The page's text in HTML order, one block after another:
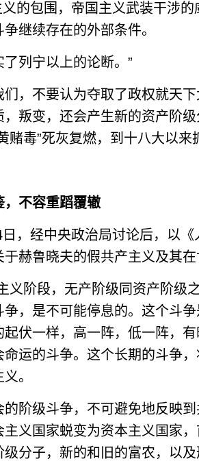
包围，帝国主义武装干涉的
继续存在的外部条件。
列宁以上的论断。”
不要认为夺取了政权就天下
叛变，还会产生新的资产阶
赌毒”死灰复燃，到十八大以
，不容重蹈覆辙
经中央政治局讨论后，以《
赫鲁晓夫的假共产主义及其
阶段，无产阶级同资产阶级
，是不可能停息的。这个斗
起伏一样，高一阵，低一阵，
运的斗争。这个长期的斗争
。
级斗争，不可避免地反映到
义国家蜕变为资本主义国家
级分子，新的和旧的富农，以